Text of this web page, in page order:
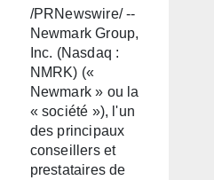
/PRNewswire/ --
Newmark Group,
Inc. (Nasdaq :
NMRK) («
Newmark » ou la
« société »), l'un
des principaux
conseillers et
prestataires de